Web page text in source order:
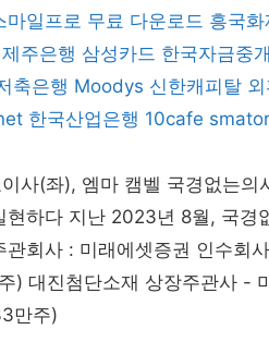
마일프로 무료 다운로드 흥국
제주은행 삼성카드 한국자금중개
축은행 Moodys 신한캐피탈
한국산업은행 10cafe
사(좌), 엠마 캠벨 국경없는
현하다 지난 2023년 8월, 국경
관회사 : 미래에셋증권 인수회
) 대진첨단소재 상장주관사 -
만주)